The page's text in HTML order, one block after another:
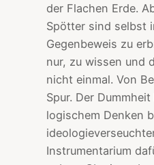
der Flachen Erde.
Spötter sind selbst
Gegenbeweis zu
nur, zu wissen und
nicht einmal. Von
Spur. Der
logischem Denken
Instrumentarium